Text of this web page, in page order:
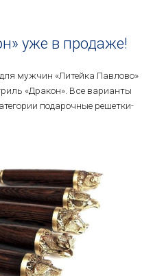
уже в продаже!
мужчин «Литейка Павлово»
«Дракон». Все варианты
подарочные решетки-